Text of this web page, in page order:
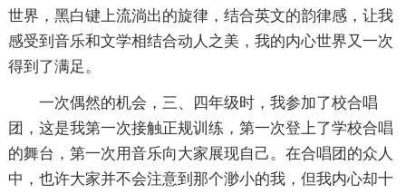
世界，黑白键上流淌出的旋律，结合英文的韵律感，让我
感受到音乐和文学相结合动人之美，我的内心世界又一次
得到了满足。
一次偶然的机会，三、四年级时，我参加了校合唱
团，这是我第一次接触正规训练，第一次登上了学校合唱
的舞台，第一次用音乐向大家展现自己。在合唱团的众人
中，也许大家并不会注意到那个渺小的我，但我内心却十